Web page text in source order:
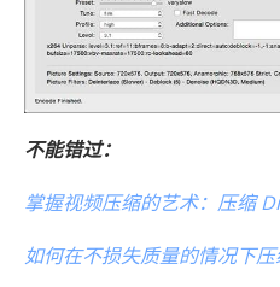
不能错过：
掌握视频压缩的艺术：压缩
如何在不损失质量的情况下